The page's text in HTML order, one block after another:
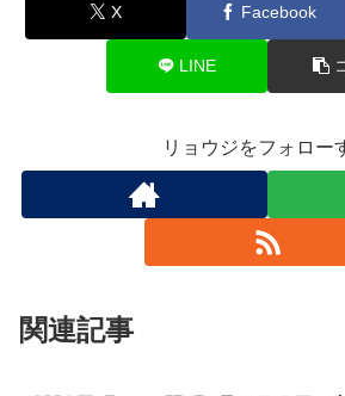
X Facebook
LINE
リョウジをフォロー
関連記事